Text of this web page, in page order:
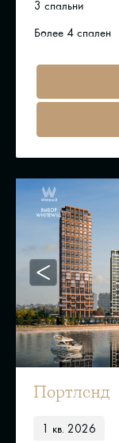
3 спальни
Более 4 спален
Портленд
1 кв. 2026